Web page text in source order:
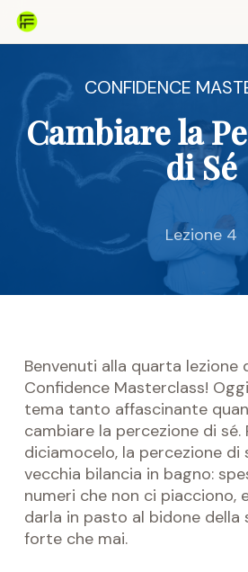
Skip
content
CONFIDENCE
Cambiare la
di Sé
Lezione 4
Benvenuti alla quarta lezione
Confidence Masterclass!
tema tanto affascinante
cambiare la percezione di sé.
diciamocelo, la percezione di
vecchia bilancia in bagno:
numeri che non ci piacciono,
darla in pasto al bidone della
forte che mai.